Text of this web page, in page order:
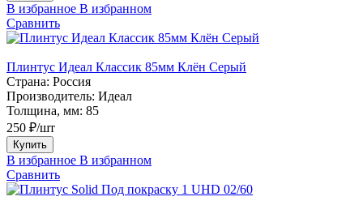
В избранное В избранном
Сравнить
Плинтус Идеал Классик 85мм Клён Серый
Страна: Россия
Производитель: Идеал
Толщина, мм: 85
250 ₽/шт
Купить
В избранное В избранном
Сравнить